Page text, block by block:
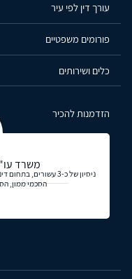
עורך דין לפי עיר
פורומים משפטיים
כלים ושירותים
הזדמנות להכיר
משרד
ניסיון של כ-3
הסכמי ממון,